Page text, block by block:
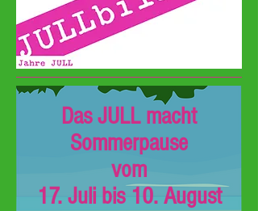
Das JULL macht
Sommerpause
vom
17. Juli bis 10. August